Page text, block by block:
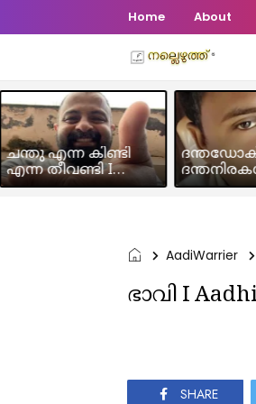
Home About
ചന്തു എന്ന കിണ്ടി
എന്ന തീവണ്ടി I
Humour Story I Rajeev
Humour I
AadiWarrier
ഭാവി I
SHARE